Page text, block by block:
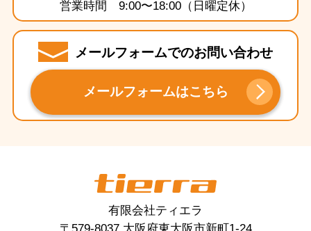
営業時間 9:00〜18:00（日曜定休）
メールフォームでのお問い合わせ
メールフォームはこちら
tierra
有限会社ティエラ